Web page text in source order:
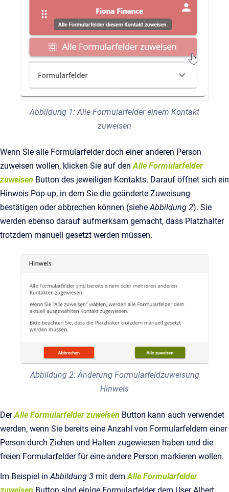
Abbildung 1: Alle Formularfelder einem Kontakt
zuweisen
Wenn Sie alle Formularfelder doch einer anderen Person
zuweisen wollen, klicken Sie auf denAlle Formularfelder
zuweisen Button des jeweiligen Kontakts. Darauf öffnet sich ein
Hinweis Pop-up, in dem Sie die geänderte Zuweisung
bestätigen oder abbrechen können (sieheAbbildung 2). Sie
werden ebenso darauf aufmerksam gemacht, dass Platzhalter
trotzdem manuell gesetzt werden müssen.
Abbildung 2: Änderung Formularfeldzuweisung
Hinweis
DerAlle Formularfelder zuweisen Button kann auch verwendet
werden, wenn Sie bereits eine Anzahl von Formularfeldern einer
Person durch Ziehen und Halten zugewiesen haben und die
freien Formularfelder für eine andere Person markieren wollen.
Im Beispiel inAbbildung 3 mit dem Alle Formularfelder